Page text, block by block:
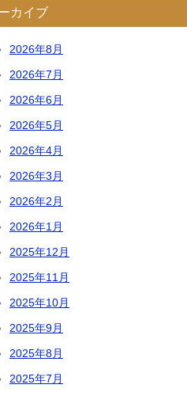
カイブ
2026年8月
2026年7月
2026年6月
2026年5月
2026年4月
2026年3月
2026年2月
2026年1月
2025年12月
2025年11月
2025年10月
2025年9月
2025年8月
2025年7月